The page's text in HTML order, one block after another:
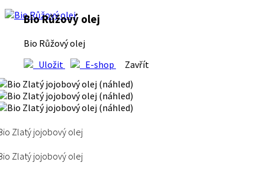
Bio Růžový olej
Bio Růžový olej
Uložit
E-shop Zavřít
Zlatý jojobový olej
Zlatý jojobový olej